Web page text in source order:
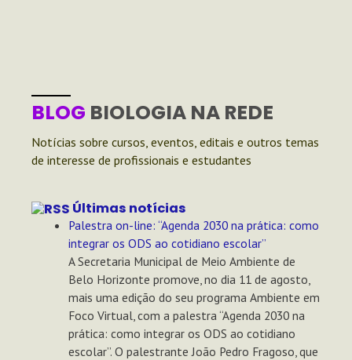
BLOG BIOLOGIA NA REDE
Notícias sobre cursos, eventos, editais e outros temas
de interesse de profissionais e estudantes
Últimas notícias
Palestra on-line: “Agenda 2030 na prática: como
integrar os ODS ao cotidiano escolar”
A Secretaria Municipal de Meio Ambiente de
Belo Horizonte promove, no dia 11 de agosto,
mais uma edição do seu programa Ambiente em
Foco Virtual, com a palestra “Agenda 2030 na
prática: como integrar os ODS ao cotidiano
escolar”. O palestrante João Pedro Fragoso, que